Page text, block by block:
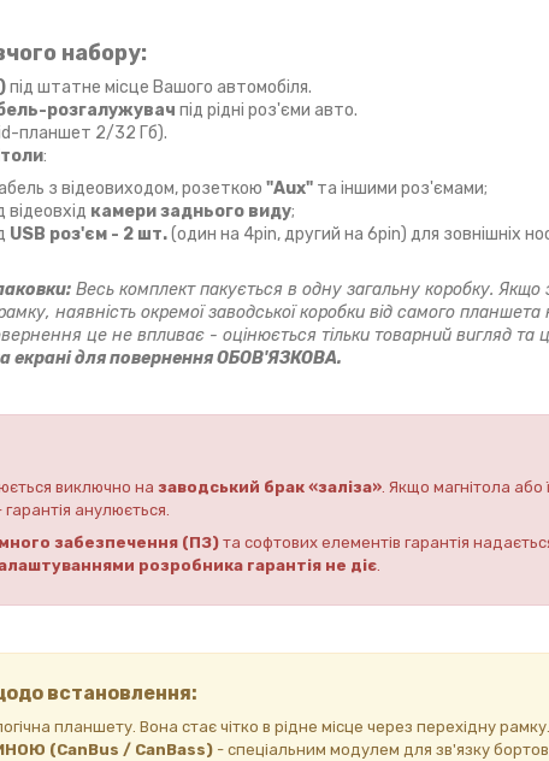
набору:
під штатне місце Вашого автомобіля.
розгалужувач під рідні роз'єми авто.
планшет 2/32 Гб).
:
з відеовиходом, розеткою "Aux" та іншими роз'ємами;
камери заднього виду;
USB роз'єм - 2 шт.(один на 4pin, другий на 6pin) для зовнішніх
Весь комплект пакується в одну загальну коробку.
наявність окремої заводської коробки від самого
це не впливає - оцінюється тільки товарний вигляд та
екрані для повернення ОБОВ'ЯЗКОВА.
виключно на заводський брак «заліза» . Якщо магнітола
анулюється.
забезпечення (ПЗ) та софтових елементів гарантія
розробника гарантія не діє
встановлення:
планшету. Вона стає чітко в рідне місце через перехідну
(CanBus / CanBass) - спеціальним модулем для зв'язку